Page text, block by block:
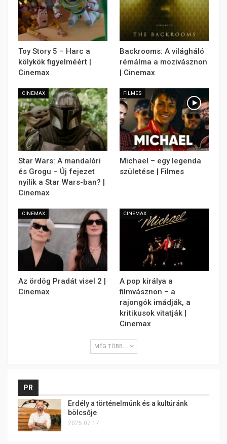
Toy Story 5 – Harc a
kölykök figyelméért |
Cinemax
Backrooms: A világháló
rémálma a mozivásznon
| Cinemax
CINEMAX
Star Wars: A mandalóri
és Grogu – Új fejezet
nyílik a Star Wars-ban? |
Cinemax
FILMES
Michael – egy legenda
születése | Filmes
CINEMAX
Az ördög Pradát visel 2 |
Cinemax
CINEMAX
A pop királya a
filmvásznon – a
rajongók imádják, a
kritikusok vitatják |
Cinemax
MÉG TÖBB...
PR
Erdély a történelmünk és a kultúránk
bölcsője
2025.07.17.